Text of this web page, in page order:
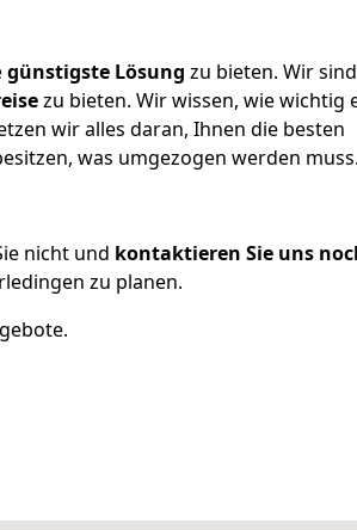
günstigste Lösung zu bieten. Wir sind
zu bieten. Wir wissen, wie wichtig
wir alles daran, Ihnen die besten
was umgezogen werden muss.
nicht und kontaktieren Sie uns
zu planen.